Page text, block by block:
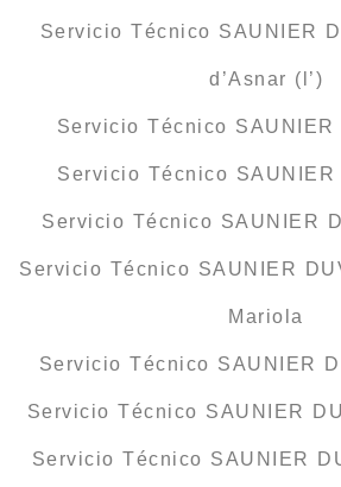
Servicio Técnico SAUNIER
d’Asnar (l’)
Servicio Técnico SAUNIER
Servicio Técnico SAUNIER
Servicio Técnico SAUNIER
Servicio Técnico SAUNIER
Mariola
Servicio Técnico SAUNIER
Servicio Técnico SAUNIER
Servicio Técnico SAUNIER